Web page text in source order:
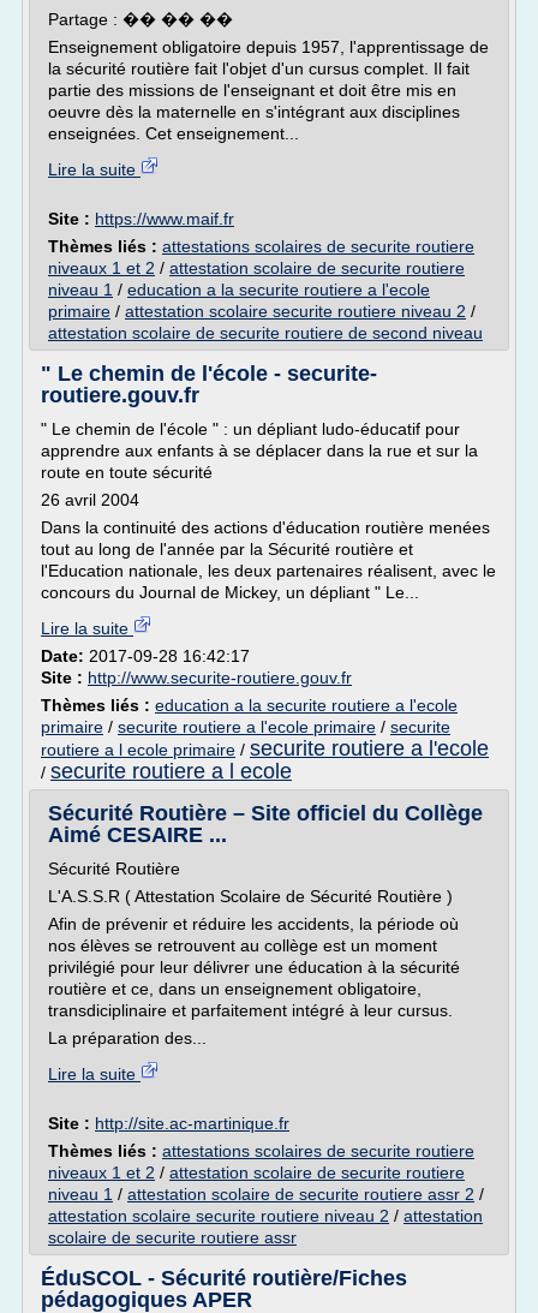
Partage : �� �� ��
Enseignement obligatoire depuis 1957, l'apprentissage de
la sécurité routière fait l'objet d'un cursus complet. Il fait
partie des missions de l'enseignant et doit être mis en
oeuvre dès la maternelle en s'intégrant aux disciplines
enseignées. Cet enseignement...
Lire la suite
Site : https://www.maif.fr
Thèmes liés : attestations scolaires de securite routiere
niveaux 1 et 2 / attestation scolaire de securite routiere
niveau 1 / education a la securite routiere a l'ecole
primaire / attestation scolaire securite routiere niveau 2 /
attestation scolaire de securite routiere de second niveau
" Le chemin de l'école - securite-
routiere.gouv.fr
" Le chemin de l'école " : un dépliant ludo-éducatif pour
apprendre aux enfants à se déplacer dans la rue et sur la
route en toute sécurité
26 avril 2004
Dans la continuité des actions d'éducation routière menées
tout au long de l'année par la Sécurité routière et
l'Education nationale, les deux partenaires réalisent, avec le
concours du Journal de Mickey, un dépliant " Le...
Lire la suite
Date: 2017-09-28 16:42:17
Site : http://www.securite-routiere.gouv.fr
Thèmes liés : education a la securite routiere a l'ecole
primaire / securite routiere a l'ecole primaire / securite
routiere a l ecole primaire / securite routiere a l'ecole
/ securite routiere a l ecole
Sécurité Routière – Site officiel du Collège
Aimé CESAIRE ...
Sécurité Routière
L'A.S.S.R ( Attestation Scolaire de Sécurité Routière )
Afin de prévenir et réduire les accidents, la période où
nos élèves se retrouvent au collège est un moment
privilégié pour leur délivrer une éducation à la sécurité
routière et ce, dans un enseignement obligatoire,
transdiciplinaire et parfaitement intégré à leur cursus.
La préparation des...
Lire la suite
Site : http://site.ac-martinique.fr
Thèmes liés : attestations scolaires de securite routiere
niveaux 1 et 2 / attestation scolaire de securite routiere
niveau 1 / attestation scolaire de securite routiere assr 2 /
attestation scolaire securite routiere niveau 2 / attestation
scolaire de securite routiere assr
ÉduSCOL - Sécurité routière/Fiches
pédagogiques APER